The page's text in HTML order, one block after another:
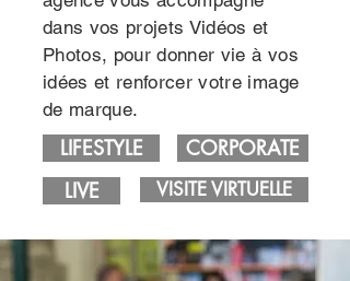
dans vos projets Vidéos et
Photos, pour donner vie à vos
idées et renforcer votre image
de marque.
LIFESTYLE
CORPORATE
LIVE
VISITE VIRTUELLE